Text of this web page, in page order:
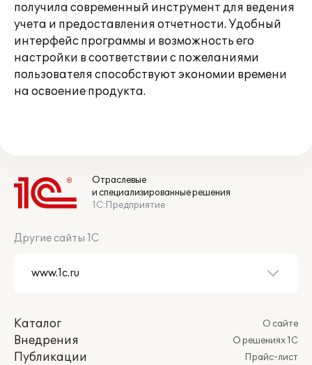
получила современный инструмент для ведения
учета и предоставления отчетности. Удобный
интерфейс программы и возможность его
настройки в соответствии с пожеланиями
пользователя способствуют экономии времени
на освоение продукта.
Отраслевые
и специализированные решения
1С:Предприятие
Другие сайты 1С
Каталог
Внедрения
Публикации
О сайте
О решениях 1С
Прайс-лист